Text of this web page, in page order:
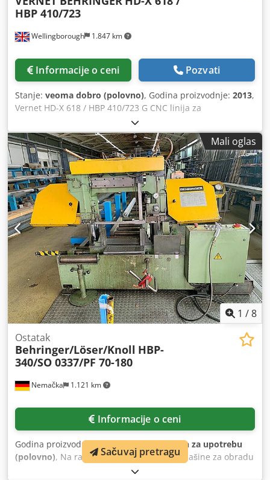
Wellingborough 1.847 km
HBP 410/723
Informacije o ceni Pozvati
Stanje: veoma dobro (polovno), Godina proizvodnje: 2013,
Vernet HD-X 618 / HBP 410/723 G CNC linija za
bušenje/piljenje – Godina 2013. Bušilica sa 3 vretena.
Ulazni transporter: 16,5 metara. Izlazni transporter: 14
metara. Posuv sa potisnom jedinicom. Glodanje / Izrada
žlebova. Alati od punog karbida. Chedpfxox Rut Te Aikja
Transporter za sitne delove. Označavanje u 4 smera.
Poprečni prenosi na ulazu. Poprečni prenosi na izlazu.
Mali oglas
1 /8
Nemačka 1.121 km
Ostatak
Behringer/Löser/Knoll HBP-
340/SO 0337/PF 70-180
Informacije o ceni
Godina proizvodnje:
spreman za upotrebu
(polovno), Na raspolaganju su tri manje mašine za obradu
metala. 1) Tračna testera Behringer HBP-340, godina
Sačuvaj pretragu